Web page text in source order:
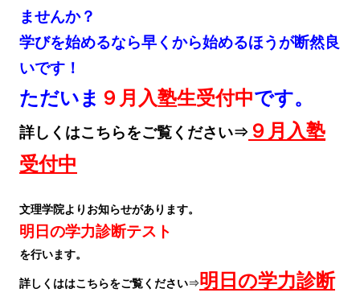
ませんか？
学びを始めるなら早くから始めるほうが断然良
いです！
ただいま ９月入塾生受付中です。
詳しくはこちらをご覧ください⇒ ９月入塾
受付中
文理学院よりお知らせがあります。
明日の学力診断テスト
を行います。
詳しくははこちらをご覧ください⇒明日の学力診断